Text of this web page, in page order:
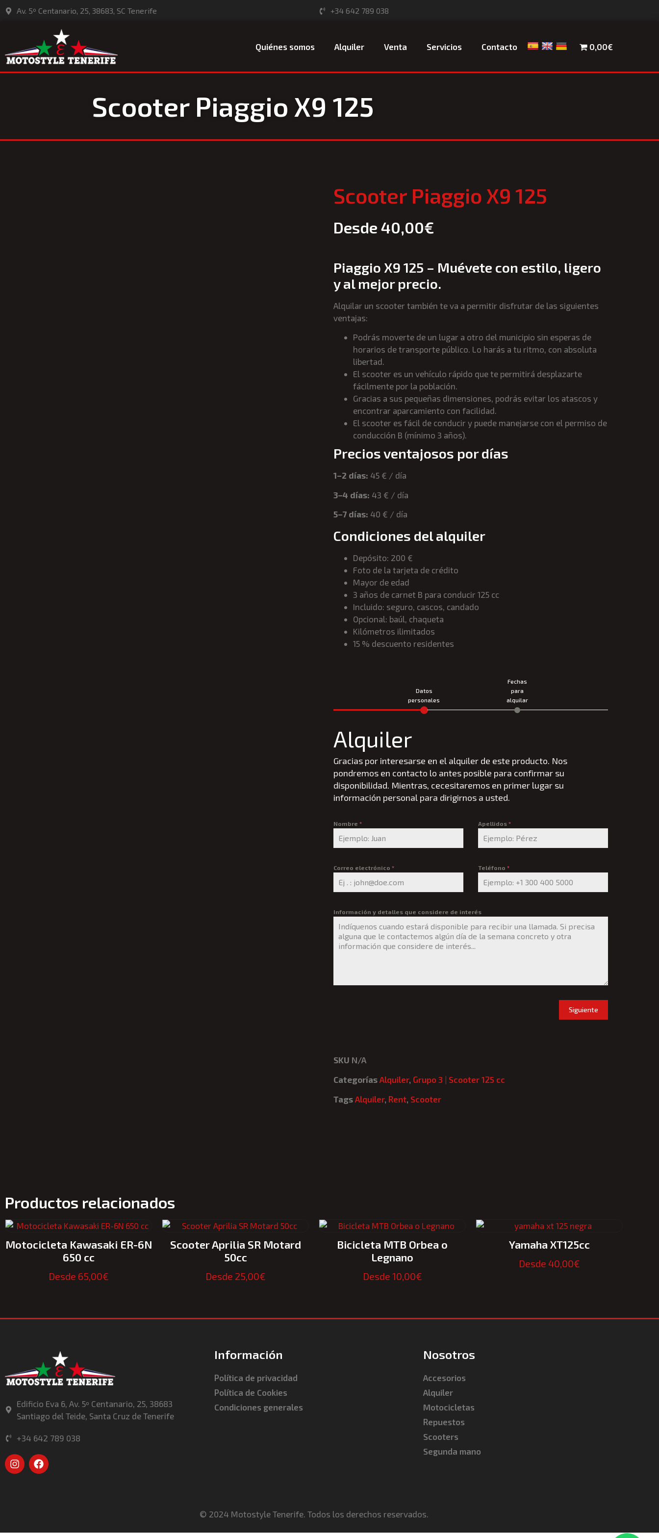
Av. 5º Centanario, 25, 38683, SC Tenerife +34 642 789 038
Quiénes somos Alquiler Venta Servicios Contacto 0,00€
Scooter Piaggio X9 125
Scooter Piaggio X9 125
Desde 40,00€
Piaggio X9 125 – Muévete con estilo, ligero
y al mejor precio.
Alquilar un scooter también te va a permitir disfrutar de las siguientes
ventajas:
Podrás moverte de un lugar a otro del municipio sin esperas de
horarios de transporte público. Lo harás a tu ritmo, con absoluta
libertad.
El scooter es un vehículo rápido que te permitirá desplazarte
fácilmente por la población.
Gracias a sus pequeñas dimensiones, podrás evitar los atascos y
encontrar aparcamiento con facilidad.
El scooter es fácil de conducir y puede manejarse con el permiso de
conducción B (mínimo 3 años).
Precios ventajosos por días
1–2 días: 45 € / día
3–4 días: 43 € / día
5–7 días: 40 € / día
Condiciones del alquiler
Depósito: 200 €
Foto de la tarjeta de crédito
Mayor de edad
3 años de carnet B para conducir 125 cc
Incluido: seguro, cascos, candado
Opcional: baúl, chaqueta
Kilómetros ilimitados
15 % descuento residentes
Datos
personales
Fechas
para
alquilar
Alquiler
Gracias por interesarse en el alquiler de este producto. Nos
pondremos en contacto lo antes posible para confirmar su
disponibilidad. Mientras, cecesitaremos en primer lugar su
información personal para dirigirnos a usted.
Nombre * Apellidos *
Correo electrónico * Teléfono *
Información y detalles que considere de interés
Siguiente
SKU N/A
Categorías Alquiler, Grupo 3 | Scooter 125 cc
Tags Alquiler, Rent Scooter
Productos relacionados
Motocicleta Kawasaki ER-6N
650 cc
Desde 65,00€
Scooter Aprilia SR Motard
50cc
Desde 25,00€
Bicicleta MTB Orbea o
Legnano
Desde 10,00€
Yamaha XT125cc
Desde 40,00€
Edificio Eva 6, Av. 5º Centanario, 25, 38683
Santiago del Teide, Santa Cruz de Tenerife
+34 642 789 038
Información
Política de privacidad
Política de Cookies
Condiciones generales
Nosotros
Accesorios
Alquiler
Motocicletas
Repuestos
Scooters
Segunda mano
© 2024 Motostyle Tenerife. Todos los derechos reservados.​